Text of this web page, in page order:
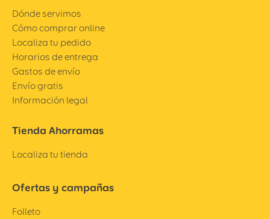
Dónde servimos
Cómo comprar online
Localiza tu pedido
Horarios de entrega
Gastos de envío
Envío gratis
Información legal
Tienda Ahorramas
Localiza tu tienda
Ofertas y campañas
Folleto